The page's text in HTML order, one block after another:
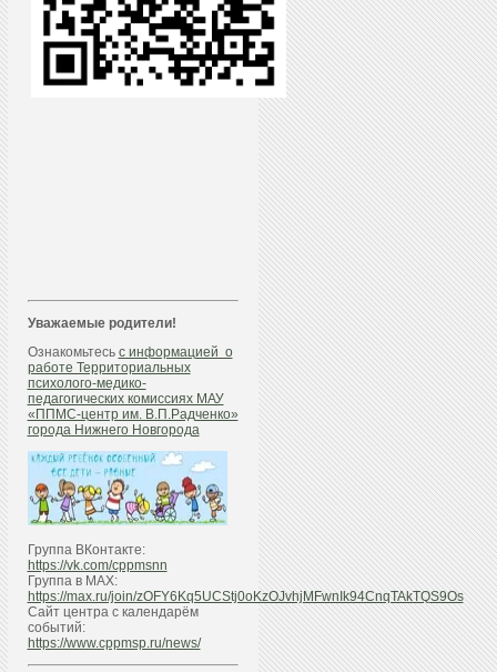
Уважаемые родители!
Ознакомьтесь с информацией о
работе Территориальных
психолого-медико-
педагогических комиссиях МАУ
«ППМС-центр им. В.П.Радченко»
города Нижнего Новгорода
Группа ВКонтакте:
https://vk.com/cppmsnn
Группа в МАХ:
https://max.ru/join/zOFY6Kq5UCStj0oKzOJvhjMFwnIk94CnqTAkTQS9Os
Сайт центра с календарём
событий:
https://www.cppmsp.ru/news/